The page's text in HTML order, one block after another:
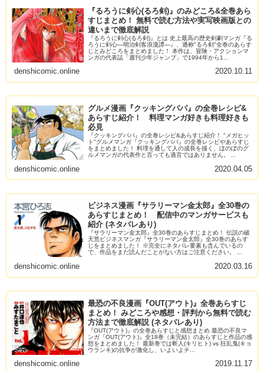
『るろうに剣心(るろ剣)』のみどころ&全巻あら
すじまとめ！ 無料で読む方法や実写映画版との
違いまで徹底解説
『るろうに剣心(るろ剣)』とは 史上最高の歴史剣劇マンガ『る
ろうに剣心―明治剣客浪漫譚―』、通称"るろ剣"全巻のあらす
じとみどころをまとめました！ 本作は、冒険・アクションマ
ンガの代表誌「週刊少年ジャンプ」で1994年から1...
denshicomic.online 2020.10.11
グルメ漫画『クッキングパパ』の全巻レシピ&
あらすじ紹介！ 料理マンガ好きも料理好きも
必見
『クッキングパパ』の全巻レシピ&あらすじ紹介！ "メガヒッ
ト"グルメマンガ『クッキングパパ』の全巻レシピやあらすじ
をまとめました！ 料理を通して人の成長を描く、ほのぼのグ
ルメマンガの代表作と言っても過言ではありません。 ...
denshicomic.online 2020.04.05
ビジネス漫画『サラリーマン金太郎』全30巻の
あらすじまとめ！ 配信中のマンガサービスも
紹介 (ネタバレあり)
『サラリーマン金太郎』全30巻のあらすじまとめ！ 伝説の破
天荒ビジネスマンガ『サラリーマン金太郎』全30巻のあらす
じをまとめました！ ※完全にネタバレ要素も含んでいるの
で、作品をまだ読んだことがない方はご注意ください。 ...
denshicomic.online 2020.03.16
最恐の不良漫画『OUT(アウト)』全巻あらすじ
まとめ！ みどころや感想・評判から無料で読む
方法まで徹底解説 (ネタバレあり)
『OUT(アウト)』の全巻あらすじと感想まとめ 最恐の不良マ
ンガ『OUT(アウト)』全18巻（未完結）のあらすじと作品の感
想をまとめました！ 最新巻では斬人(キリヒト) vs 狂乱鬼(キョ
ウランキ)の抗争が激化し、いよいよチ...
denshicomic.online 2019.11.17